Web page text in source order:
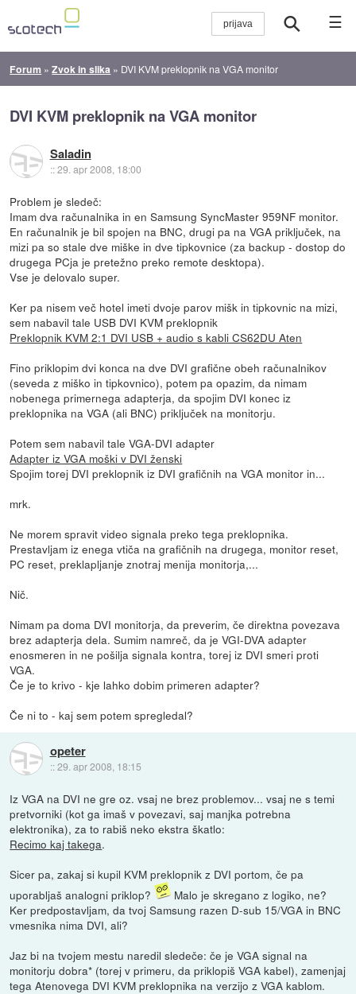
☰
Forum »Zvok in slika » DVI KVM preklopnik na VGA monitor
DVI KVM preklopnik na VGA monitor
Saladin
::29. apr 2008, 18:00
Problem je sledeč:
Imam dva računalnika in en Samsung SyncMaster 959NF monitor.
En računalnik je bil spojen na BNC, drugi pa na VGA priključek, na
mizi pa so stale dve miške in dve tipkovnice (za backup - dostop do
drugega PCja je pretežno preko remote desktopa).
Vse je delovalo super.
Ker pa nisem več hotel imeti dvoje parov mišk in tipkovnic na mizi,
sem nabavil tale USB DVI KVM preklopnik
Preklopnik KVM 2:1 DVI USB + audio s kabli CS62DU Aten
Fino priklopim dvi konca na dve DVI grafične obeh računalnikov
(seveda z miško in tipkovnico), potem pa opazim, da nimam
nobenega primernega adapterja, da spojim DVI konec iz
preklopnika na VGA (ali BNC) priključek na monitorju.
Potem sem nabavil tale VGA-DVI adapter
Adapter iz VGA moški v DVI ženski
Spojim torej DVI preklopnik iz DVI grafičnih na VGA monitor in...
mrk.
Ne morem spravit video signala preko tega preklopnika.
Prestavljam iz enega vtiča na grafičnih na drugega, monitor reset,
PC reset, preklapljanje znotraj menija monitorja,...
Nič.
Nimam pa doma DVI monitorja, da preverim, če direktna povezava
brez adapterja dela. Sumim namreč, da je VGI-DVA adapter
enosmeren in ne pošilja signala kontra, torej iz DVI smeri proti
VGA.
Če je to krivo - kje lahko dobim primeren adapter?
Če ni to - kaj sem potem spregledal?
opeter
::29. apr 2008, 18:15
Iz VGA na DVI ne gre oz. vsaj ne brez problemov... vsaj ne s temi
pretvorniki (kot ga imaš v povezavi, saj manjka potrebna
elektronika), za to rabiš neko ekstra škatlo:
Recimo kaj takega.
Sicer pa, zakaj si kupil KVM preklopnik z DVI portom, če pa
uporabljaš analogni priklop?
Malo je skregano z logiko, ne?
Ker predpostavljam, da tvoj Samsung razen D-sub 15/VGA in BNC
vmesnika nima DVI, ali?
Jaz bi na tvojem mestu naredil sledeče: če je VGA signal na
monitorju dobra* (torej v primeru, da priklopiš VGA kabel), zamenjaj
tega Atenovega DVI KVM preklopnika na verzijo z VGA kablom.